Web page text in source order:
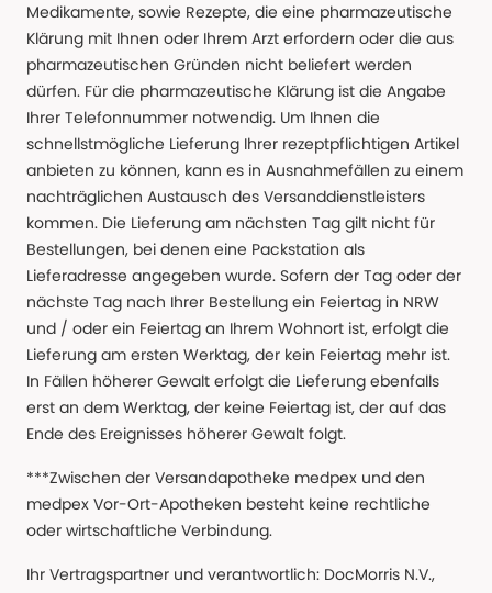
Medikamente, sowie Rezepte, die eine pharmazeutische
Klärung mit Ihnen oder Ihrem Arzt erfordern oder die aus
pharmazeutischen Gründen nicht beliefert werden
dürfen. Für die pharmazeutische Klärung ist die Angabe
Ihrer Telefonnummer notwendig. Um Ihnen die
schnellstmögliche Lieferung Ihrer rezeptpflichtigen Artikel
anbieten zu können, kann es in Ausnahmefällen zu einem
nachträglichen Austausch des Versanddienstleisters
kommen. Die Lieferung am nächsten Tag gilt nicht für
Bestellungen, bei denen eine Packstation als
Lieferadresse angegeben wurde. Sofern der Tag oder der
nächste Tag nach Ihrer Bestellung ein Feiertag in NRW
und / oder ein Feiertag an Ihrem Wohnort ist, erfolgt die
Lieferung am ersten Werktag, der kein Feiertag mehr ist.
In Fällen höherer Gewalt erfolgt die Lieferung ebenfalls
erst an dem Werktag, der keine Feiertag ist, der auf das
Ende des Ereignisses höherer Gewalt folgt.
***Zwischen der Versandapotheke medpex und den
medpex Vor-Ort-Apotheken besteht keine rechtliche
oder wirtschaftliche Verbindung.
Ihr Vertragspartner und verantwortlich: DocMorris N.V.,